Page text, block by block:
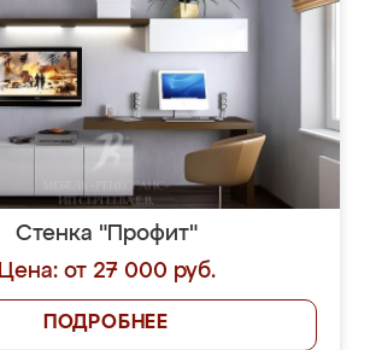
Стенка "Профит"
Цена: от 27 000 руб.
ПОДРОБНЕЕ